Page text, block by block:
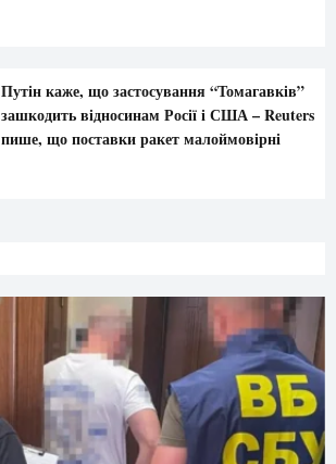
Путін каже, що застосування “Томагавків”
зашкодить відносинам Росії і США – Reuters
пише, що поставки ракет малоймовірні